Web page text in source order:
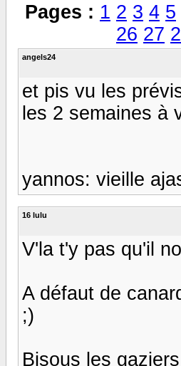
Pages : 1 2 3 4 5
26 27
angels24
et pis vu les
les 2 semaines à
yannos: vieille
16 lulu
V'la t'y pas qu'il
A défaut de
;)
Bisous les